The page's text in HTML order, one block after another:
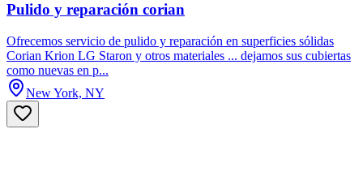
Pulido y reparación corian
Ofrecemos servicio de pulido y reparación en superficies sólidas
Corian Krion LG Staron y otros materiales ... dejamos sus cubiertas
como nuevas en p...
New York, NY